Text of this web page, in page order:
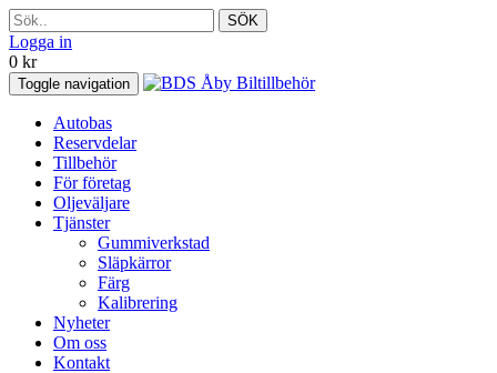
SÖK
Logga in
0 kr
Toggle navigation
Autobas
Reservdelar
Tillbehör
För företag
Oljeväljare
Tjänster
Gummiverkstad
Släpkärror
Färg
Kalibrering
Nyheter
Om oss
Kontakt